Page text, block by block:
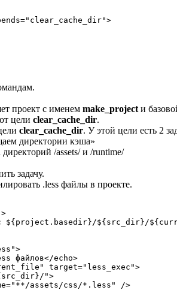
проект с именем make_project и
цели clear_cache_dir.
clear_cache_dir. У этой цели есть 2
директории кэша»
/assets/ и /runtime/
задачу.
.less файлы в проекте.
${project.basedir}/${src_dir}/
файлов</echo>
target="less_exec">
">
assets/css/*.less" />